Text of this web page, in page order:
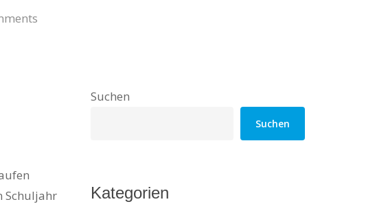
Schuljahr
Suchen
Suchen
Kategorien